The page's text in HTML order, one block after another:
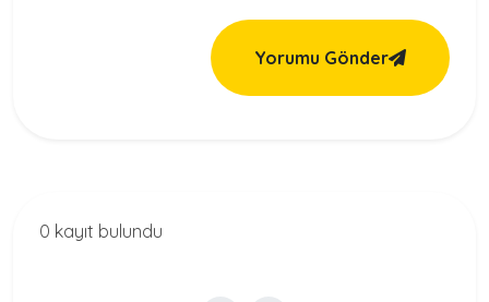
Yorumu Gönder
0 kayıt bulundu